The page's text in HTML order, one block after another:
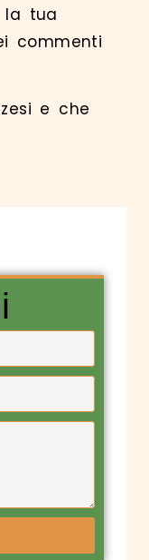
la tua
commenti
e che